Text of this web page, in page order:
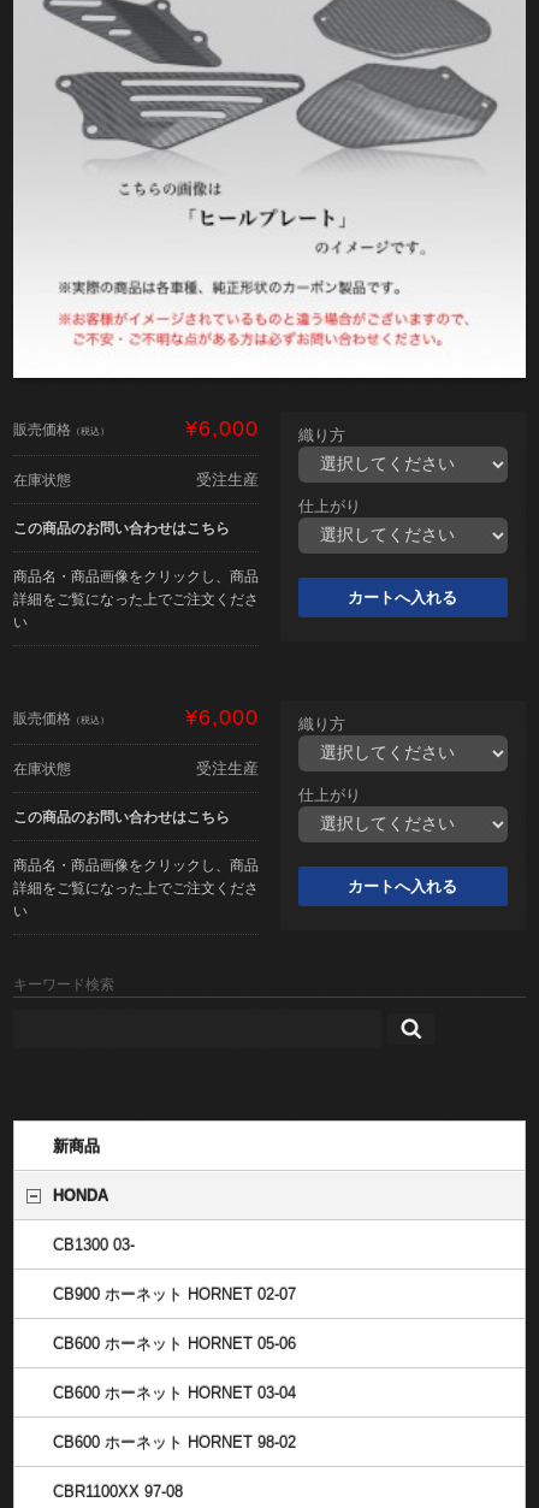
販売価格 （税込） ¥6,000
在庫状態 受注生産
この商品のお問い合わせはこちら
商品名・商品画像をクリックし、商品
詳細をご覧になった上でご注文くださ
い
織り方
仕上がり
販売価格 （税込） ¥6,000
在庫状態 受注生産
この商品のお問い合わせはこちら
商品名・商品画像をクリックし、商品
詳細をご覧になった上でご注文くださ
い
織り方
仕上がり
キーワード検索
新商品
HONDA
CB1300 03-
CB900 ホーネット HORNET 02-07
CB600 ホーネット HORNET 05-06
CB600 ホーネット HORNET 03-04
CB600 ホーネット HORNET 98-02
CBR1100XX 97-08